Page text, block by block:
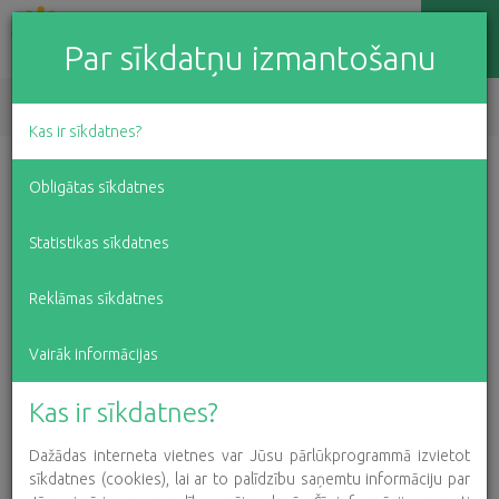
EN LV RU
Iespēja baudīt ziemas
priekus!
Priecājamies, ka varējām sniegt atbalstu brīnišķīgai
smagām diagnozēm sniegotajos mēnešos
nodrošināt iespēju izbaudīt ziemas priekus,
Par sīkdatņu izmantošanu
Kas ir sīkdatnes?
Obligātas sīkdatnes
Statistikas sīkdatnes
Reklāmas sīkdatnes
Vairāk informācijas
Kas ir sīkdatnes?
Dažādas interneta vietnes var Jūsu pārlūkprogrammā izvietot
sīkdatnes (cookies), lai ar to palīdzību saņemtu informāciju par